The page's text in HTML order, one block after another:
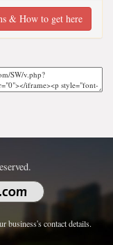
& How to get here
business's contact details.